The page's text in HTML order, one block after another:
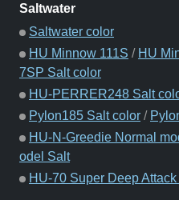
Saltwater
Saltwater color
HU Minnow 111S / HU
7SP Salt color
HU-PERRER248 Salt
Pylon185 Salt color /
HU-N-Greedie Normal
odel Salt
HU-70 Super Deep